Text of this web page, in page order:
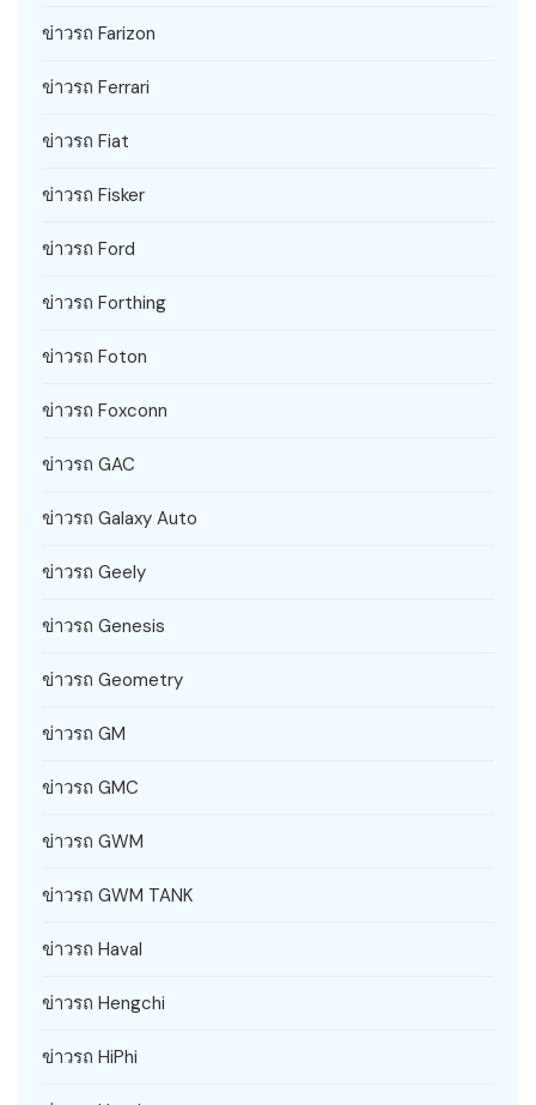
ข่าวรถ Farizon
ข่าวรถ Ferrari
ข่าวรถ Fiat
ข่าวรถ Fisker
ข่าวรถ Ford
ข่าวรถ Forthing
ข่าวรถ Foton
ข่าวรถ Foxconn
ข่าวรถ GAC
ข่าวรถ Galaxy Auto
ข่าวรถ Geely
ข่าวรถ Genesis
ข่าวรถ Geometry
ข่าวรถ GM
ข่าวรถ GMC
ข่าวรถ GWM
ข่าวรถ GWM TANK
ข่าวรถ Haval
ข่าวรถ Hengchi
ข่าวรถ HiPhi